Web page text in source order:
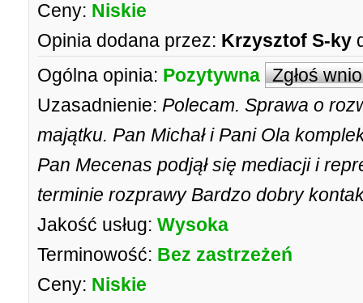
Ceny: Niskie
Opinia dodana przez: Krzysztof S-ky
Ogólna opinia: Pozytywna Zgłoś
Uzasadnienie: Polecam. Sprawa o
majątku. Pan Michał i Pani Ola
Pan Mecenas podjął się mediacji i
terminie rozprawy Bardzo dobry
Jakość usług: Wysoka
Terminowość: Bez zastrzeżeń
Ceny: Niskie